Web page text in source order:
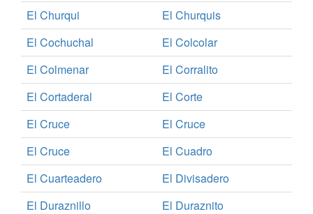
El Churqui
El Churquis
El Cochuchal
El Colcolar
El Colmenar
El Corralito
El Cortaderal
El Corte
El Cruce
El Cruce
El Cruce
El Cuadro
El Cuarteadero
El Divisadero
El Duraznillo
El Duraznito